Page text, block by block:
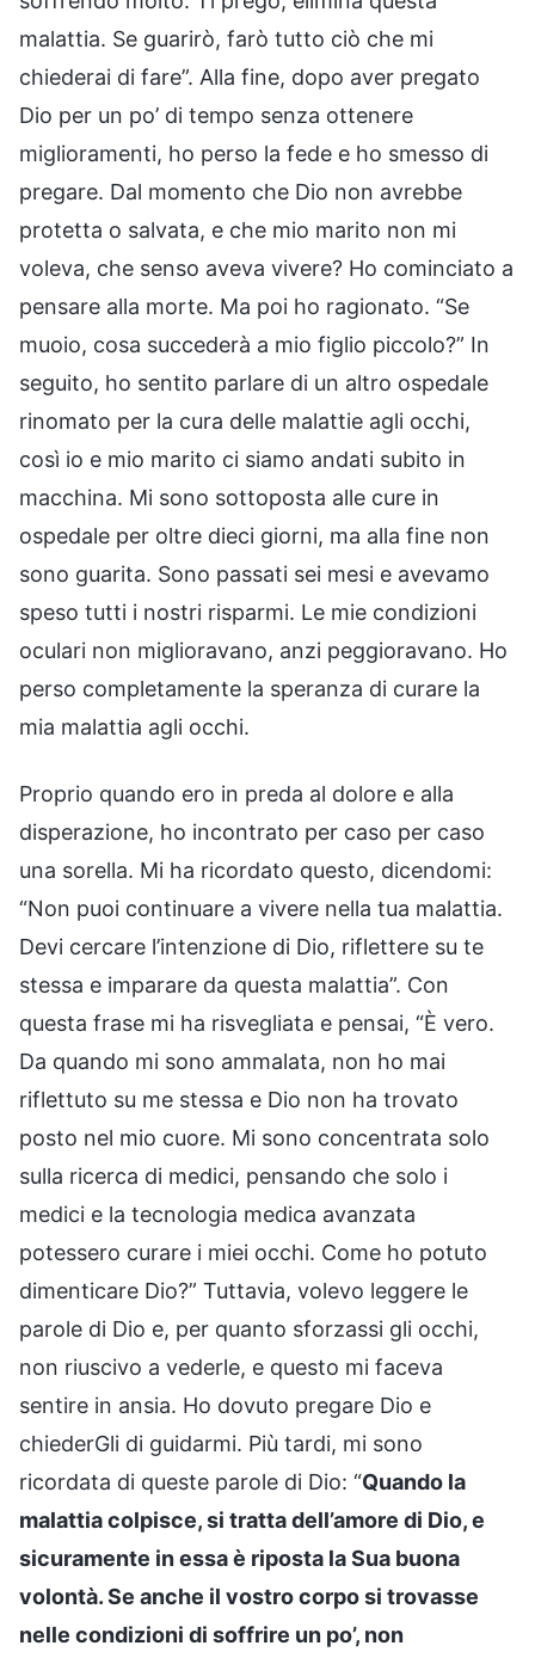
malattia. Se guarirò, farò tutto ciò che mi
chiederai di fare”. Alla fine, dopo aver pregato
Dio per un po’ di tempo senza ottenere
miglioramenti, ho perso la fede e ho smesso di
pregare. Dal momento che Dio non avrebbe
protetta o salvata, e che mio marito non mi
voleva, che senso aveva vivere? Ho cominciato a
pensare alla morte. Ma poi ho ragionato. “Se
muoio, cosa succederà a mio figlio piccolo?” In
seguito, ho sentito parlare di un altro ospedale
rinomato per la cura delle malattie agli occhi,
così io e mio marito ci siamo andati subito in
macchina. Mi sono sottoposta alle cure in
ospedale per oltre dieci giorni, ma alla fine non
sono guarita. Sono passati sei mesi e avevamo
speso tutti i nostri risparmi. Le mie condizioni
oculari non miglioravano, anzi peggioravano. Ho
perso completamente la speranza di curare la
mia malattia agli occhi.
Proprio quando ero in preda al dolore e alla
disperazione, ho incontrato per caso per caso
una sorella. Mi ha ricordato questo, dicendomi:
“Non puoi continuare a vivere nella tua malattia.
Devi cercare l’intenzione di Dio, riflettere su te
stessa e imparare da questa malattia”. Con
questa frase mi ha risvegliata e pensai, “È vero.
Da quando mi sono ammalata, non ho mai
riflettuto su me stessa e Dio non ha trovato
posto nel mio cuore. Mi sono concentrata solo
sulla ricerca di medici, pensando che solo i
medici e la tecnologia medica avanzata
potessero curare i miei occhi. Come ho potuto
dimenticare Dio?” Tuttavia, volevo leggere le
parole di Dio e, per quanto sforzassi gli occhi,
non riuscivo a vederle, e questo mi faceva
sentire in ansia. Ho dovuto pregare Dio e
chiederGli di guidarmi. Più tardi, mi sono
ricordata di queste parole di Dio: “Quando la
malattia colpisce, si tratta dell’amore di Dio, e
sicuramente in essa è riposta la Sua buona
volontà. Se anche il vostro corpo si trovasse
nelle condizioni di soffrire un po’, non